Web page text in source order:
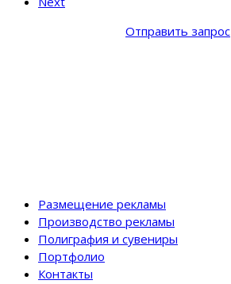
Отправить запрос
Размещение рекламы
Производство рекламы
Полиграфия и сувениры
Портфолио
Контакты